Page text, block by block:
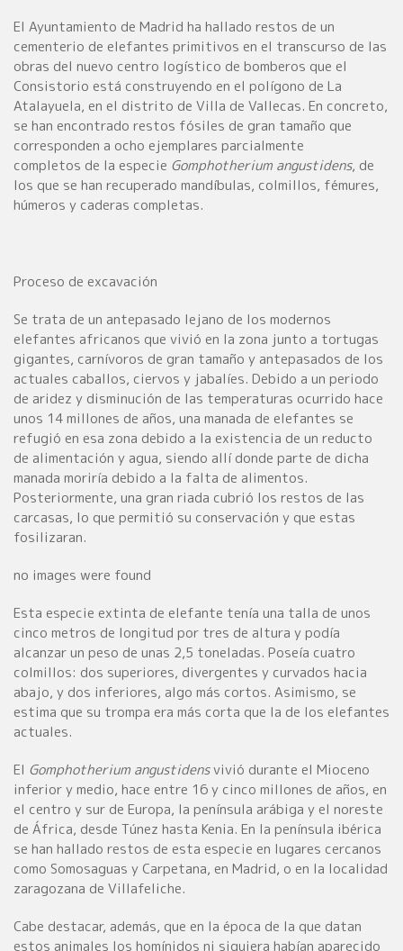
El Ayuntamiento de Madrid ha hallado restos de un
cementerio de elefantes primitivos en el transcurso de las
obras del nuevo centro logístico de bomberos que el
Consistorio está construyendo en el polígono de La
Atalayuela, en el distrito de Villa de Vallecas. En concreto,
se han encontrado restos fósiles de gran tamaño que
corresponden a ocho ejemplares parcialmente
completos de la especie Gomphotherium angustidens, de
los que se han recuperado mandíbulas, colmillos, fémures,
húmeros y caderas completas.
Proceso de excavación
Se trata de un antepasado lejano de los modernos
elefantes africanos que vivió en la zona junto a tortugas
gigantes, carnívoros de gran tamaño y antepasados de los
actuales caballos, ciervos y jabalíes. Debido a un periodo
de aridez y disminución de las temperaturas ocurrido hace
unos 14 millones de años, una manada de elefantes se
refugió en esa zona debido a la existencia de un reducto
de alimentación y agua, siendo allí donde parte de dicha
manada moriría debido a la falta de alimentos.
Posteriormente, una gran riada cubrió los restos de las
carcasas, lo que permitió su conservación y que estas
fosilizaran.
no images were found
Esta especie extinta de elefante tenía una talla de unos
cinco metros de longitud por tres de altura y podía
alcanzar un peso de unas 2,5 toneladas. Poseía cuatro
colmillos: dos superiores, divergentes y curvados hacia
abajo, y dos inferiores, algo más cortos. Asimismo, se
estima que su trompa era más corta que la de los elefantes
actuales.
El Gomphotherium angustidensvivió durante el Mioceno
inferior y medio, hace entre 16 y cinco millones de años, en
el centro y sur de Europa, la península arábiga y el noreste
de África, desde Túnez hasta Kenia. En la península ibérica
se han hallado restos de esta especie en lugares cercanos
como Somosaguas y Carpetana, en Madrid, o en la localidad
zaragozana de Villafeliche.
Cabe destacar, además, que en la época de la que datan
estos animales los homínidos ni siquiera habían aparecido